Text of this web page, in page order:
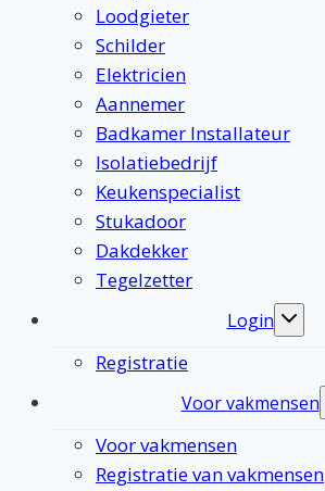
Loodgieter
Schilder
Elektricien
Aannemer
Badkamer Installateur
Isolatiebedrijf
Keukenspecialist
Stukadoor
Dakdekker
Tegelzetter
Login
Toggle
Registratie
Voor vakmensen
Voor vakmensen
Registratie van vakmensen